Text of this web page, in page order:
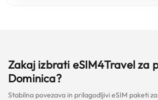
Zakaj izbrati eSIM4Travel za
Dominica?
Stabilna povezava in prilagodljivi eSIM paketi